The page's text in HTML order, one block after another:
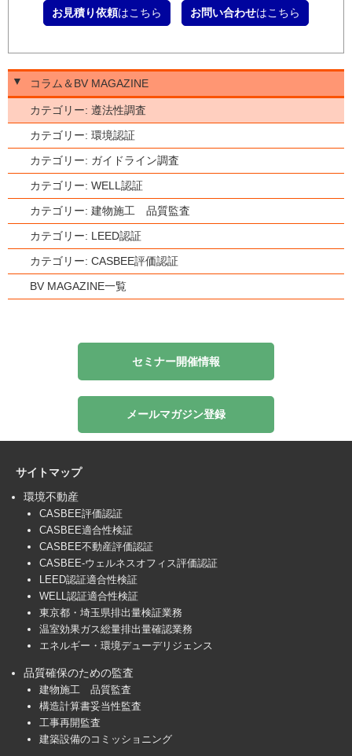
お見積り依頼はこちら お問い合わせはこちら
▼ コラム＆BV MAGAZINE
カテゴリー: 遵法性調査
カテゴリー: 環境認証
カテゴリー: ガイドライン調査
カテゴリー: WELL認証
カテゴリー: 建物施工 品質監査
カテゴリー: LEED認証
カテゴリー: CASBEE評価認証
BV MAGAZINE一覧
セミナー開催情報
メールマガジン登録
サイトマップ
環境不動産
CASBEE評価認証
CASBEE適合性検証
CASBEE不動産評価認証
CASBEE-ウェルネスオフィス評価認証
LEED認証適合性検証
WELL認証適合性検証
東京都・埼玉県排出量検証業務
温室効果ガス総量排出量確認業務
エネルギー・環境デューデリジェンス
品質確保のための監査
建物施工 品質監査
構造計算書妥当性監査
工事再開監査
建築設備のコミッショニング